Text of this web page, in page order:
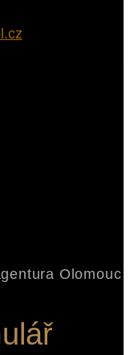
Olomouc